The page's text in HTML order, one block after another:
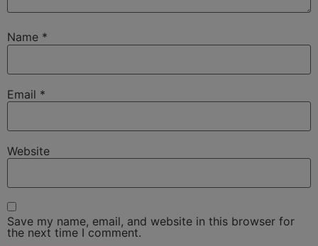
Name *
Email *
Website
Save my name, email, and website in this browser for
the next time I comment.